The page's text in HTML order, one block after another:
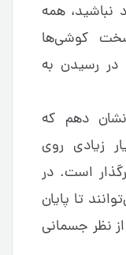
نباشید، همه
کوشی‌ها
در رسیدن به
دهم که
زیادی روی
است. در
تا پایان
نظر جسمانی